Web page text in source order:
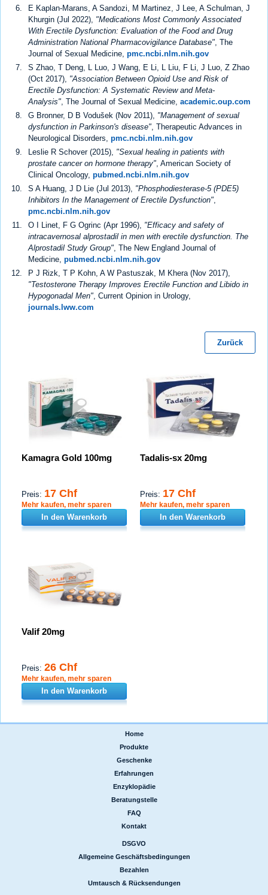
E Kaplan-Marans, A Sandozi, M Martinez, J Lee, A Schulman, J
Khurgin (Jul 2022), "Medications Most Commonly Associated
With Erectile Dysfunction: Evaluation of the Food and Drug
Administration National Pharmacovigilance Database", The
Journal of Sexual Medicine, pmc.ncbi.nlm.nih.gov
S Zhao, T Deng, L Luo, J Wang, E Li, L Liu, F Li, J Luo, Z Zhao
(Oct 2017), "Association Between Opioid Use and Risk of
Erectile Dysfunction: A Systematic Review and Meta-
Analysis", The Journal of Sexual Medicine, academic.oup.com
G Bronner, D B Vodušek (Nov 2011), "Management of sexual
dysfunction in Parkinson's disease", Therapeutic Advances in
Neurological Disorders, pmc.ncbi.nlm.nih.gov
Leslie R Schover (2015), "Sexual healing in patients with
prostate cancer on hormone therapy", American Society of
Clinical Oncology, pubmed.ncbi.nlm.nih.gov
S A Huang, J D Lie (Jul 2013), "Phosphodiesterase-5 (PDE5)
Inhibitors In the Management of Erectile Dysfunction"
pmc.ncbi.nlm.nih.gov
O I Linet, F G Ogrinc (Apr 1996), "Efficacy and safety of
intracavernosal alprostadil in men with erectile dysfunction. The
Alprostadil Study Group" , The New England Journal of
Medicine, pubmed.ncbi.nlm.nih.gov
P J Rizk, T P Kohn, A W Pastuszak, M Khera (Nov 2017),
"Testosterone Therapy Improves Erectile Function and Libido in
Hypogonadal Men" , Current Opinion in Urology,
journals.lww.com
Zurück
Kamagra Gold 100mg
Preis: 17 Chf
Mehr kaufen, mehr sparen
In den Warenkorb
Tadalis-sx 20mg
Preis: 17 Chf
Mehr kaufen, mehr sparen
In den Warenkorb
Valif 20mg
Preis: 26 Chf
Mehr kaufen, mehr sparen
In den Warenkorb
Home
Produkte
Geschenke
Erfahrungen
Enzyklopädie
Beratungstelle
FAQ
Kontakt
DSGVO
Allgemeine Geschäftsbedingungen
Bezahlen
Umtausch & Rücksendungen